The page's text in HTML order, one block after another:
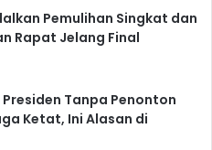
Pemulihan Singkat dan
Rapat Jelang Final
Presiden Tanpa Penonton
Ketat, Ini Alasan di